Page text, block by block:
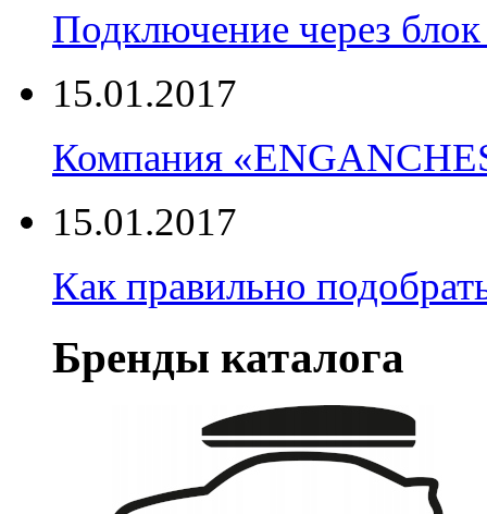
Подключение через
15.01.2017
Компания
15.01.2017
Как правильно
Бренды каталога